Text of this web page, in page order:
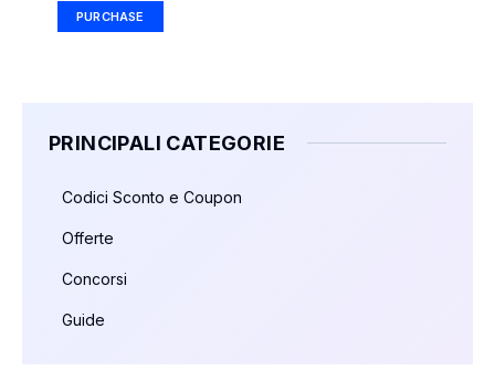
PURCHASE
PRINCIPALI CATEGORIE
Codici Sconto e Coupon
Offerte
Concorsi
Guide